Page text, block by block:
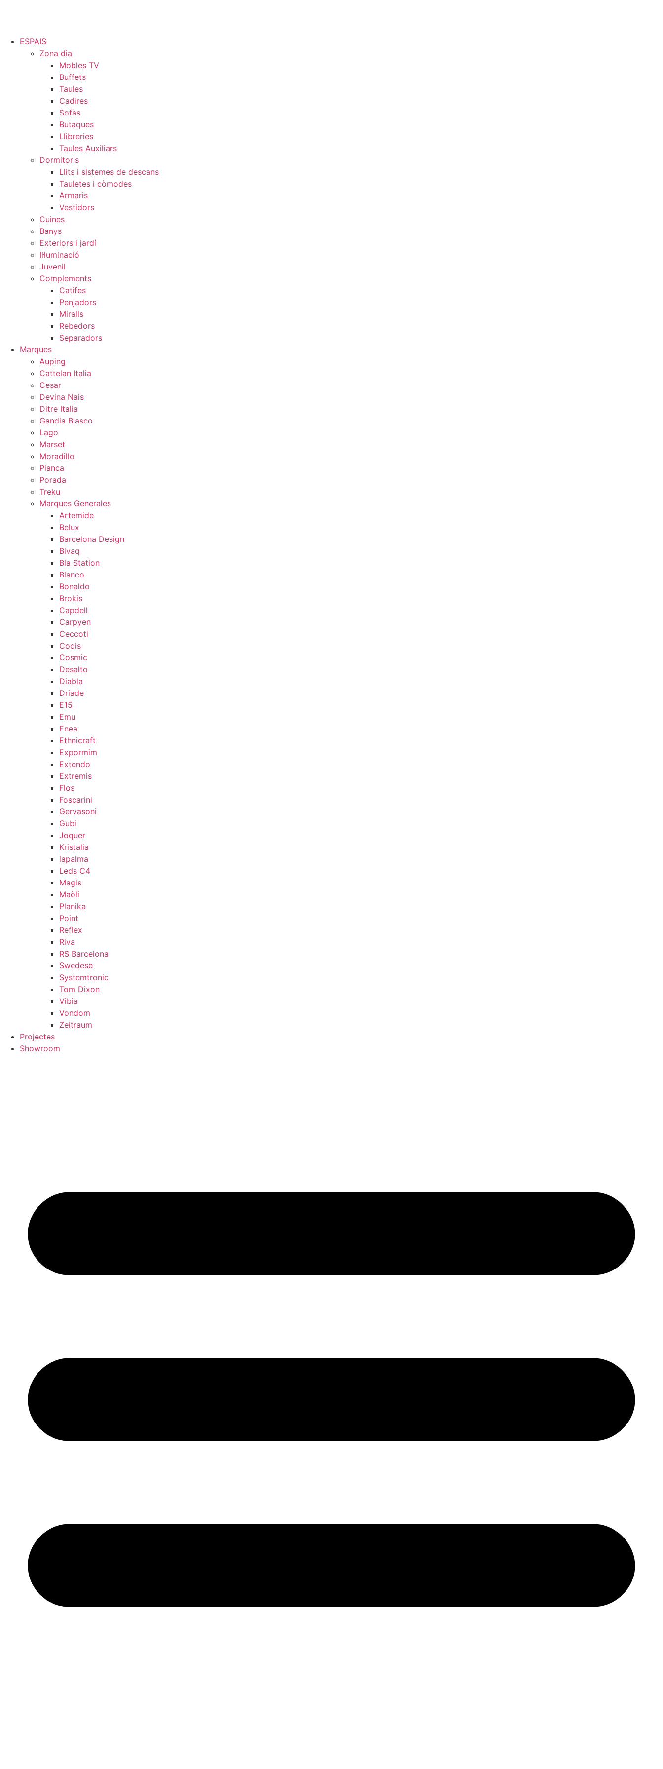
ESPAIS
Zona dia
Mobles TV
Buffets
Taules
Cadires
Sofàs
Butaques
Llibreries
Taules Auxiliars
Dormitoris
Llits i sistemes de descans
Tauletes i còmodes
Armaris
Vestidors
Cuines
Banys
Exteriors i jardí
Il·luminació
Juvenil
Complements
Catifes
Penjadors
Miralls
Rebedors
Separadors
Marques
Auping
Cattelan Italia
Cesar
Devina Nais
Ditre Italia
Gandia Blasco
Lago
Marset
Moradillo
Pianca
Porada
Treku
Marques Generales
Artemide
Belux
Barcelona Design
Bivaq
Bla Station
Blanco
Bonaldo
Brokis
Capdell
Carpyen
Ceccoti
Codis
Cosmic
Desalto
Diabla
Driade
E15
Emu
Enea
Ethnicraft
Expormim
Extendo
Extremis
Flos
Foscarini
Gervasoni
Gubi
Joquer
Kristalia
lapalma
Leds C4
Magis
Maòli
Planika
Point
Reflex
Riva
RS Barcelona
Swedese
Systemtronic
Tom Dixon
Vibia
Vondom
Zeitraum
Projectes
Showroom